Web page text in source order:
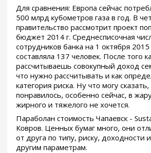
Для сравнения: Европа сейчас
500 млрд кубометров газа в год. В
правительство рассмотрит проект
бюджет 2014 г. Среднесписочная
сотрудников банка на 1 октября 2015
составляла 137 человек. После того
рассчитываешь совокупный доход
что нужно рассчитывать и как
категория риска. Ну что могу
понравилось, особенно сейчас, в
жирного и тяжелого не хочется.
Параболан стоимость Чапаевск -
Ковров. Ценных бумаг много, они
от друга по типу, риску, доходности
другим параметрам.